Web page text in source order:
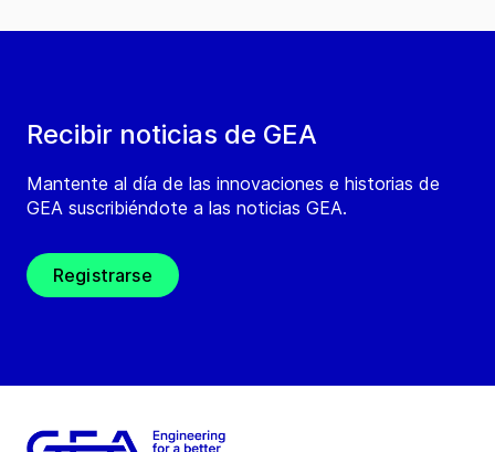
Recibir noticias de GEA
Mantente al día de las innovaciones e historias de
GEA suscribiéndote a las noticias GEA.
Registrarse